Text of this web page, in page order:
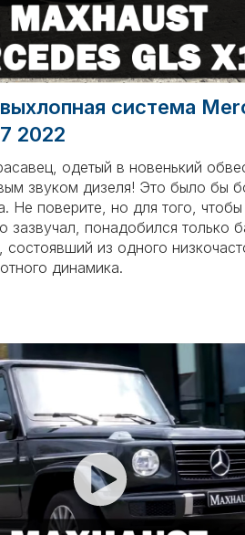
система
2022
одетый в новенький
звуком дизеля! Это было бы
Не поверите, но для того, чтобы
зазвучал, понадобился только
из одного
динамика.